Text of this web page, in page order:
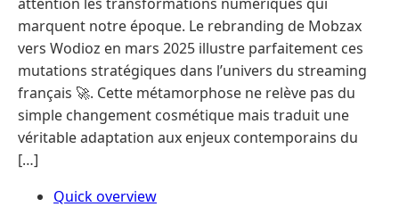
marquent notre époque. Le rebranding de Mobzax
vers Wodioz en mars 2025 illustre parfaitement ces
mutations stratégiques dans l’univers du streaming
français 🚀. Cette métamorphose ne relève pas du
simple changement cosmétique mais traduit une
véritable adaptation aux enjeux contemporains du
[…]
Quick overview